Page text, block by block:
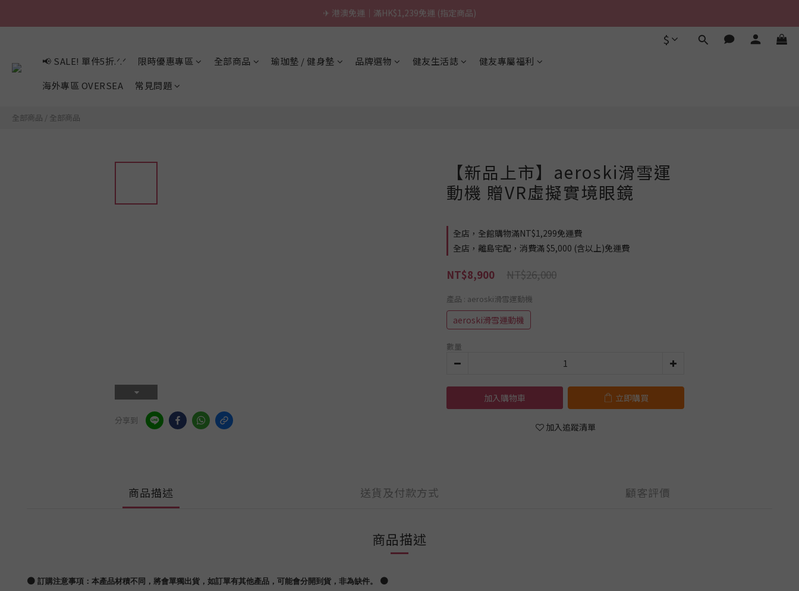
\ 台灣製超慢跑墊 / 升級啦.ᐟ.ᐟ（點我看介紹 💬）
\ 台灣製超慢跑墊 / 升級啦.ᐟ.ᐟ（點我看介紹 💬）
\ 台灣製超慢跑墊 / 升級啦.ᐟ.ᐟ（點我看介紹 💬）
$
📢 SALE! 單件5折.ᐟ.ᐟ 限時優惠專區 全部商品 瑜珈墊 / 健身墊 品牌選物 健友生活誌
健友專屬福利
海外專區 OVERSEA
常見問題
全部商品 / 全部商品
分享到
【新品上市】aeroski滑雪運
動機 贈VR虛擬實境眼鏡
全店，全館購物滿NT$1,299免運費
全店，離島宅配，消費滿 $5,000 (含以上)免運費
NT$26,000
NT$8,900
產品 : aeroski滑雪運動機
aeroski滑雪運動機
數量
加入購物車 立即購買
加入追蹤清單
商品描述 送貨及付款方式 顧客評價
商品描述
● 訂購注意事項：本產品材積不同，將會單獨出貨，如訂單有其他產品，可能會分開到貨，非為缺件。 ●
立即購買